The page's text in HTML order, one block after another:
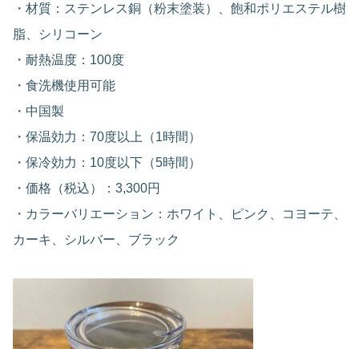
・材質：ステンレス銅（粉末塗装）、飽和ポリエステル樹
脂、シリコーン
・耐熱温度：100度
・食洗機使用可能
・中国製
・保温効力：70度以上（1時間）
・保冷効力：10度以下（5時間）
・価格（税込）：3,300円
・カラーバリエーション：ホワイト、ピンク、コヨーテ、
カーキ、シルバー、ブラック